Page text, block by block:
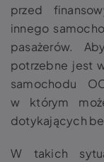
przed
innego
pasażerów.
potrzebne jest
samochodu
w którym
dotykających
W takich